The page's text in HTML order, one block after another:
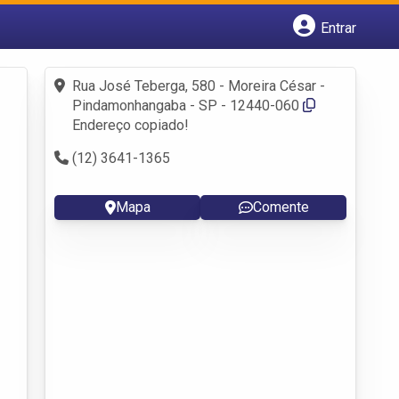
Entrar
Fazer login
Criar conta
Rua José Teberga, 580 - Moreira César -
Pindamonhangaba - SP - 12440-060
Endereço copiado!
(12) 3641-1365
Mapa Comente